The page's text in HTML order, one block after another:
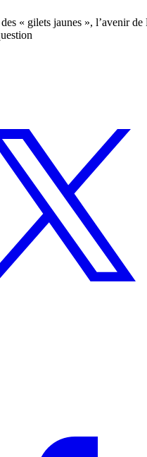
« gilets jaunes », l’avenir de